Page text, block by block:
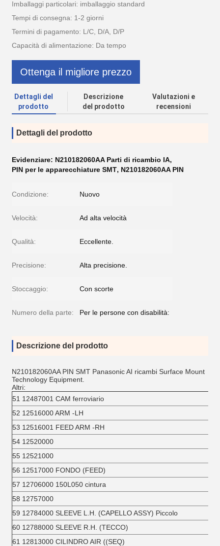
Imballaggi particolari: imballaggio standard
Tempi di consegna: 1-2 giorni
Termini di pagamento: L/C, D/A, D/P
Capacità di alimentazione: Da tempo
Ottenga il migliore prezzo
Dettagli del
prodotto
Descrizione
del prodotto
Valutazioni e
recensioni
Dettagli del prodotto
Evidenziare: N210182060AA Parti di ricambio IA,
PIN per le apparecchiature SMT, N210182060AA PIN
Condizione: Nuovo
Velocità: Ad alta velocità
Qualità: Eccellente.
Precisione: Alta precisione.
Stoccaggio: Con scorte
Numero della parte: Per le persone con disabilità:
Descrizione del prodotto
N210182060AA PIN SMT Panasonic AI ricambi Surface Mount
Technology Equipment.
Altri:
51 12487001 CAM ferroviario
52 12516000 ARM -LH
53 12516001 FEED ARM -RH
54 12520000
55 12521000
56 12517000 FONDO (FEED)
57 12706000 150L050 cintura
58 12757000
59 12784000 SLEEVE L.H. (CAPELLO ASSY) Piccolo
60 12788000 SLEEVE R.H. (TECCO)
61 12813000 CILINDRO AIR ((SEQ)